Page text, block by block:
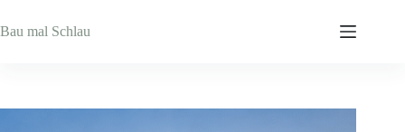
Inhalt
springen
Bau mal Schlau